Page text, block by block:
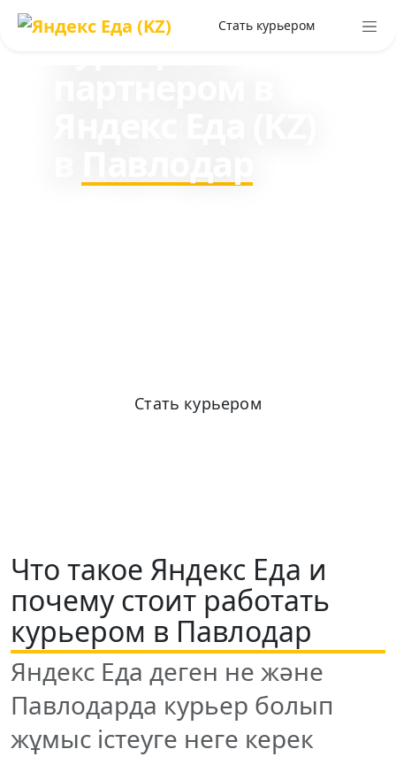
Стать курьером
Работа
курьером-
Стать курьером
Что такое Яндекс Еда и
почему стоит работать
курьером в Павлодар
Яндекс Еда деген не және
Павлодарда курьер болып
жұмыс істеуге неге керек